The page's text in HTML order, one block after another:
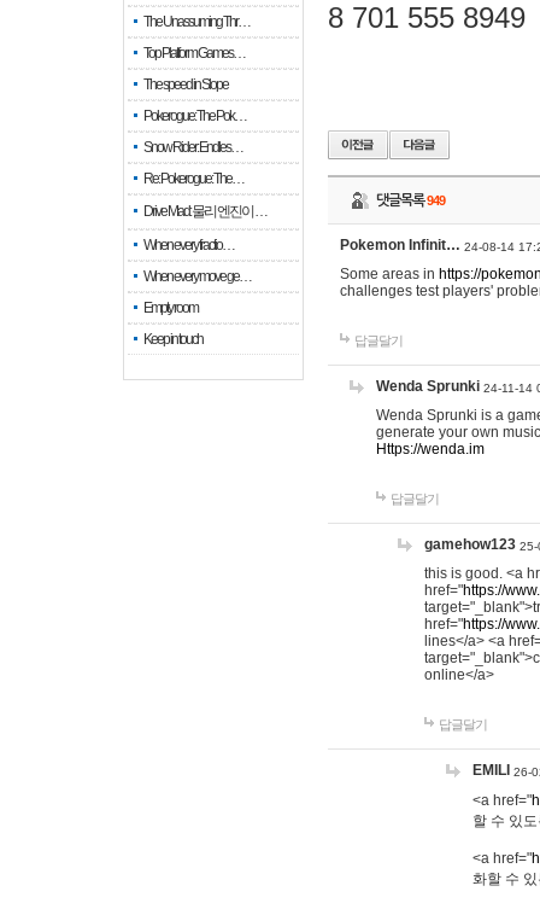
The Unassuming Thr…
Top Platform Games…
The speed in Slope
Pokerogue: The Pok…
Snow Rider: Endles…
Re: Pokerogue: The…
Drive Mad: 물리 엔진이 …
When every fractio…
When every move ge…
Empty room
Keep in touch
8 701 555 8949
댓글목록949
Pokemon Infinit… 24-08-14
Some areas in https://
challenges test players'
답글달기
Wenda Sprunki 24-11-14
Wenda Sprunki is a
generate your own
Https://wenda.im
답글달기
gamehow123 25-
this is good. <a
href="https://
href="https://
lines</a> <a
online</a>
답글달기
EMILI 26-
<a href="
할 수 있
<a href="
화할 수